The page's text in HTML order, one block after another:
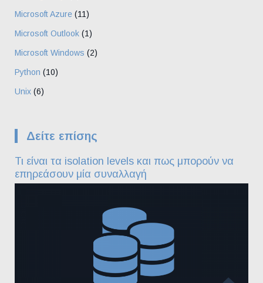
Microsoft Azure (11)
Microsoft Outlook (1)
Microsoft Windows (2)
Python (10)
Unix (6)
Δείτε επίσης
Τι είναι τα isolation levels και πως μπορούν να
επηρεάσουν μία συναλλαγή